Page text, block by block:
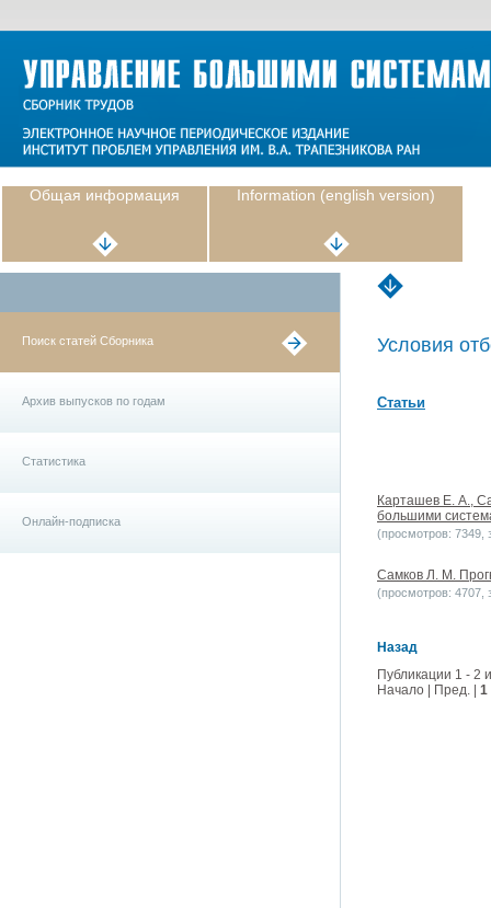
Общая информация Information (english version)
Поиск статей Сборника
Архив выпусков по годам
Статистика
Онлайн-подписка
Условия
Статьи
Карташев Е. А.,
большими
(просмотров: 7349,
Самков Л. М.
(просмотров: 4707,
Назад
Публикации 1 - 2
Начало | Пред. | 1